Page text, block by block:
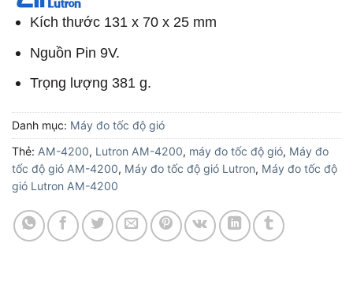
Kích thước 131 x 70 x 25 mm
Nguồn Pin 9V.
Trọng lượng 381 g.
Danh mục: Máy đo tốc độ gió
Thẻ: AM-4200, Lutron AM-4200, máy đo tốc độ gió, Máy đo
tốc độ gió AM-4200, Máy đo tốc độ gió Lutron, Máy đo tốc độ
gió Lutron AM-4200